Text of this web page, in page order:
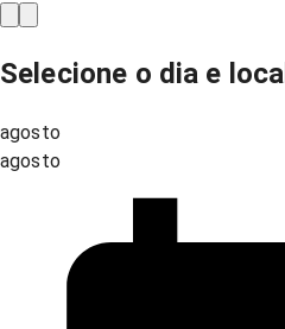
Selecione o dia e local
agosto
agosto